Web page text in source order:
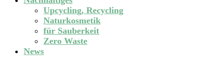
Upcycling, Recycling
Naturkosmetik
für Sauberkeit
Zero Waste
News